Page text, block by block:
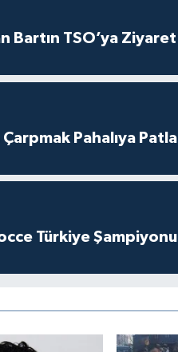
Bartın TSO’ya Ziyaret
Çarpmak Pahalıya
Türkiye